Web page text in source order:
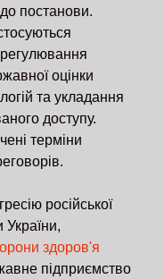
постанови.
оцінки
та укладання
доступу.
терміни
російської
України,
здоров'я
підприємство